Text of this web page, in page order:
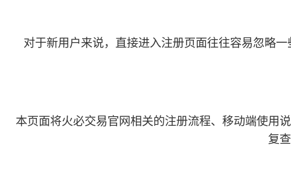
对于新用户来说，直接进入注册页面往往容易忽略
本页面将火必交易官网相关的注册流程、移动端使用
复